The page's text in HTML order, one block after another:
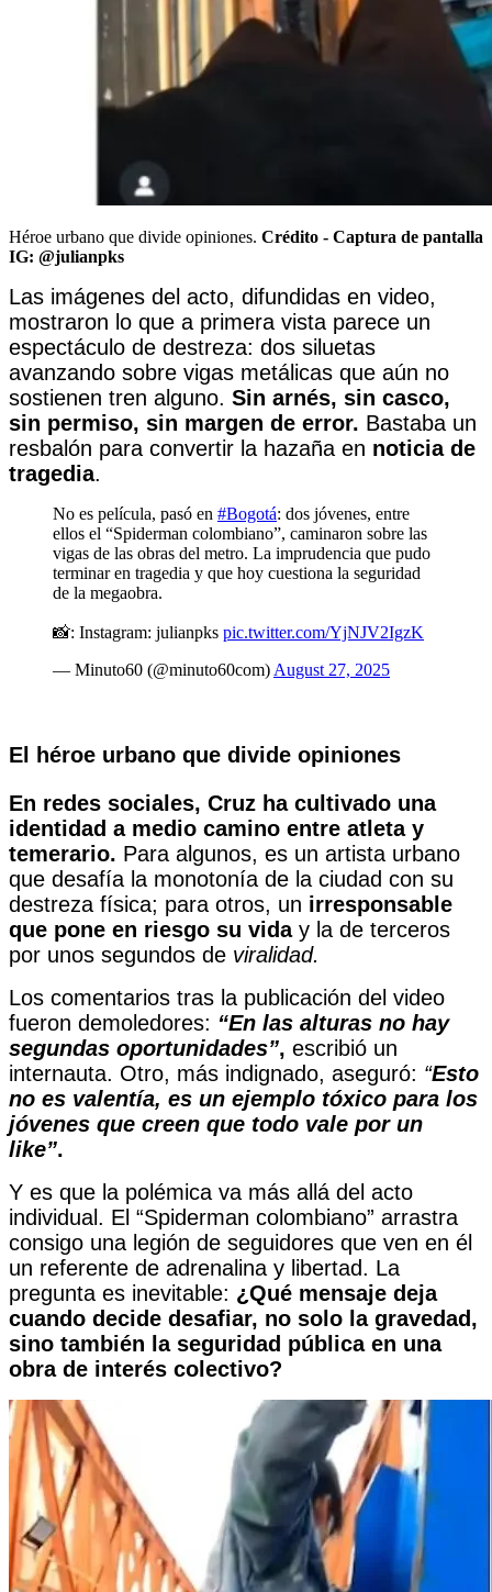
Héroe urbano que divide opiniones. Crédito - Captura de pantalla
IG: @julianpks
Las imágenes del acto, difundidas en video,
mostraron lo que a primera vista parece un
espectáculo de destreza: dos siluetas
avanzando sobre vigas metálicas que aún no
sostienen tren alguno. Sin arnés, sin casco,
sin permiso, sin margen de error. Bastaba un
resbalón para convertir la hazaña en noticia de
tragedia.
No es película, pasó en #Bogotá: dos jóvenes, entre
ellos el “Spiderman colombiano”, caminaron sobre las
vigas de las obras del metro. La imprudencia que pudo
terminar en tragedia y que hoy cuestiona la seguridad
de la megaobra.
📸: Instagram: julianpks pic.twitter.com/YjNJV2IgzK
— Minuto60 (@minuto60com) August 27, 2025
El héroe urbano que divide opiniones
En redes sociales, Cruz ha cultivado una
identidad a medio camino entre atleta y
temerario. Para algunos, es un artista urbano
que desafía la monotonía de la ciudad con su
destreza física; para otros, un irresponsable
que pone en riesgo su viday la de terceros
por unos segundos de viralidad.
Los comentarios tras la publicación del video
fueron demoledores: “En las alturas no hay
segundas oportunidades”, escribió un
internauta. Otro, más indignado, aseguró: “Esto
no es valentía, es un ejemplo tóxico para los
jóvenes que creen que todo vale por un
like”.
Y es que la polémica va más allá del acto
individual. El “Spiderman colombiano” arrastra
consigo una legión de seguidores que ven en él
un referente de adrenalina y libertad. La
pregunta es inevitable: ¿Qué mensaje deja
cuando decide desafiar, no solo la gravedad,
sino también la seguridad pública en una
obra de interés colectivo?